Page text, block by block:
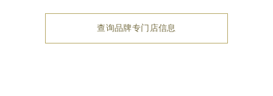
查询品牌专门店信息